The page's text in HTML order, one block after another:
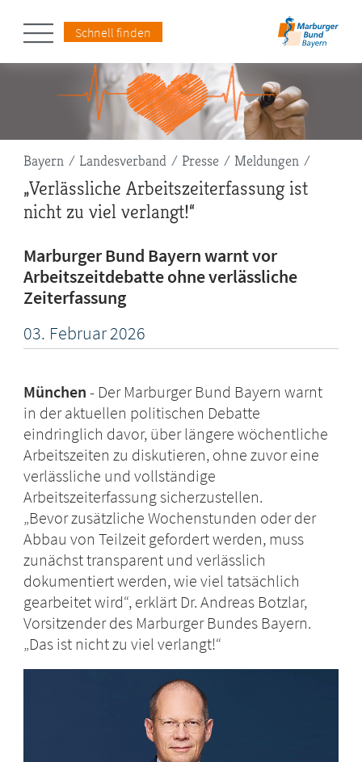
Schnell finden
Pfadnavigation
Bayern Landesverband Presse Meldungen
„Verlässliche Arbeitszeiterfassung ist
nicht zu viel verlangt!“
Marburger Bund Bayern warnt vor
Arbeitszeitdebatte ohne verlässliche
Zeiterfassung
03. Februar2026
München Der Marburger Bund Bayern warnt
in der aktuellen politischen Debatte
eindringlich davor, über längere wöchentliche
Arbeitszeiten zu diskutieren, ohne zuvor eine
verlässliche und vollständige
Arbeitszeiterfassung sicherzustellen.
„Bevor zusätzliche Wochenstunden oder der
Abbau von Teilzeit gefordert werden, muss
zunächst transparent und verlässlich
dokumentiert werden, wie viel tatsächlich
gearbeitet wird“, erklärt Dr. Andreas Botzlar,
Vorsitzender des Marburger Bundes Bayern.
„Das ist nicht zu viel verlangt!“